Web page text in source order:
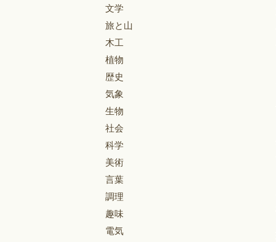
文学
旅と山
木工
植物
歴史
気象
生物
社会
科学
美術
言葉
調理
趣味
電気